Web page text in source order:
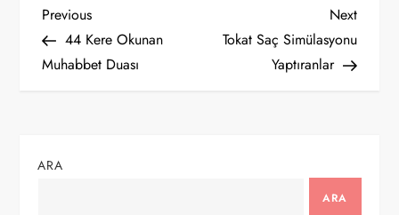
Y
a
Previous
Post
Previous
44 Kere Okunan
Muhabbet Duası
Next
Post
Next
Tokat Saç Simülasyonu
Yaptıranlar
ARA
ARA